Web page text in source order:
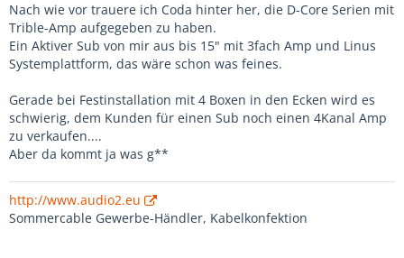
Nach wie vor trauere ich Coda hinter her, die D-Core Serien mit
Trible-Amp aufgegeben zu haben.
Ein Aktiver Sub von mir aus bis 15" mit 3fach Amp und Linus
Systemplattform, das wäre schon was feines.
Gerade bei Festinstallation mit 4 Boxen in den Ecken wird es
schwierig, dem Kunden für einen Sub noch einen 4Kanal Amp
zu verkaufen....
Aber da kommt ja was g**
http://www.audio2.eu
Sommercable Gewerbe-Händler, Kabelkonfektion